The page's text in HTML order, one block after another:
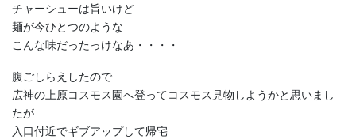
チャーシューは旨いけど
麺が今ひとつのような
こんな味だったっけなあ・・・・
腹ごしらえしたので
広神の上原コスモス園へ登ってコスモス見物しようかと思いまし
たが
入口付近でギブアップして帰宅